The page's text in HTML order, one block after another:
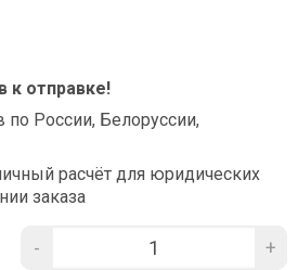
к отправке!
по России, Белоруссии,
расчёт для юридических
заказа
- +